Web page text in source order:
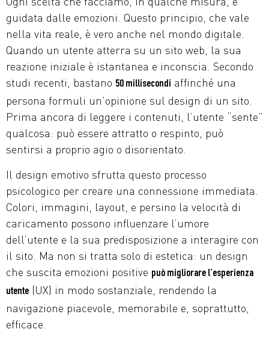
guidata dalle emozioni. Questo principio, che vale
nella vita reale, è vero anche nel mondo digitale.
Quando un utente atterra su un sito web, la sua
reazione iniziale è istantanea e inconscia. Secondo
studi recenti, bastano 50 millisecondi affinché una
persona formuli un’opinione sul design di un sito.
Prima ancora di leggere i contenuti, l’utente “sente”
qualcosa: può essere attratto o respinto, può
sentirsi a proprio agio o disorientato.
Il design emotivo sfrutta questo processo
psicologico per creare una connessione immediata.
Colori, immagini, layout, e persino la velocità di
caricamento possono influenzare l’umore
dell’utente e la sua predisposizione a interagire con
il sito. Ma non si tratta solo di estetica: un design
che suscita emozioni positive può migliorare l’esperienza
utente (UX) in modo sostanziale, rendendo la
navigazione piacevole, memorabile e, soprattutto,
efficace.